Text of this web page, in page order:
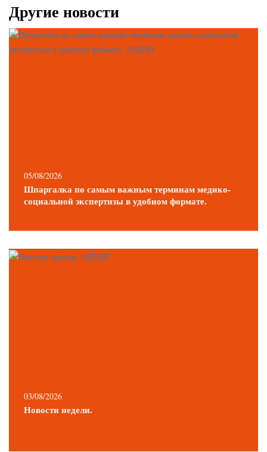
Другие новости
05/08/2026
Шпаргалка по самым важным терминам медико-
социальной экспертизы в удобном формате.
03/08/2026
Новости недели.